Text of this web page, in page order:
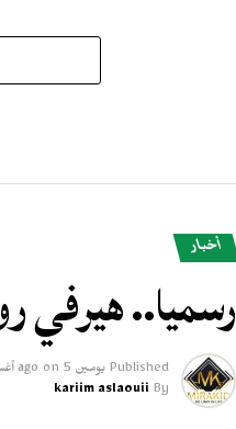
أخبار
رسميا.. هيرفي
Published يومين ago on 5 أغسطس 2026
By
kariim aslaouii